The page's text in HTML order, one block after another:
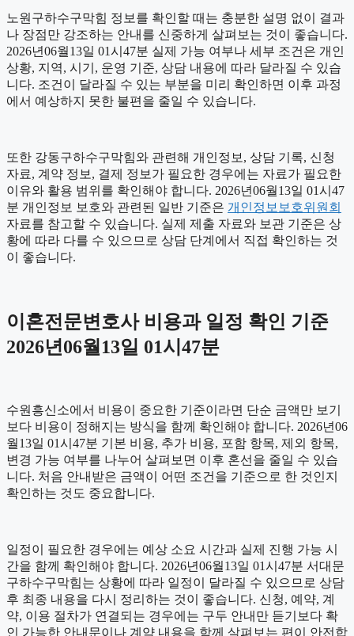
노원구하수구막힘 정보를 확인할 때는 충분한 설명 없이 결과
나 장점만 강조하는 안내를 신중하게 살펴보는 것이 좋습니다.
2026년06월13일 01시47분 실제 가능 여부나 세부 조건은 개인
상황, 지역, 시기, 운영 기준, 상담 내용에 따라 달라질 수 있습
니다. 조건이 달라질 수 있는 부분을 미리 확인하면 이후 과정
에서 예상하지 못한 불편을 줄일 수 있습니다.
또한 강동구하수구막힘와 관련해 개인정보, 상담 기록, 신청
자료, 계약 정보, 결제 정보가 필요한 경우에는 자료가 필요한
이유와 활용 범위를 확인해야 합니다. 2026년06월13일 01시47
분 개인정보 보호와 관련된 일반 기준은 개인정보보호위원회
자료를 참고할 수 있습니다. 실제 제출 자료와 보관 기준은 상
황에 따라 다를 수 있으므로 상담 단계에서 직접 확인하는 것
이 좋습니다.
이혼전문변호사 비용과 일정 확인 기준
2026년06월13일 01시47분
수원흥신소에서 비용이 중요한 기준이라면 단순 금액만 보기
보다 비용이 정해지는 방식을 함께 확인해야 합니다. 2026년06
월13일 01시47분 기본 비용, 추가 비용, 포함 항목, 제외 항목,
변경 가능 여부를 나누어 살펴보면 이후 혼선을 줄일 수 있습
니다. 처음 안내받은 금액이 어떤 조건을 기준으로 한 것인지
확인하는 것도 중요합니다.
일정이 필요한 경우에는 예상 소요 시간과 실제 진행 가능 시
간을 함께 확인해야 합니다. 2026년06월13일 01시47분 서대문
구하수구막힘는 상황에 따라 일정이 달라질 수 있으므로 상담
후 최종 내용을 다시 정리하는 것이 좋습니다. 신청, 예약, 계
약, 이용 절차가 연결되는 경우에는 구두 안내만 듣기보다 확
인 가능한 안내문이나 계약 내용을 함께 살펴보는 편이 안전합